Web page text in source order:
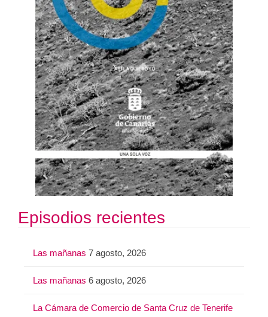
Episodios recientes
Las mañanas 7 agosto, 2026
Las mañanas 6 agosto, 2026
La Cámara de Comercio de Santa Cruz de Tenerife